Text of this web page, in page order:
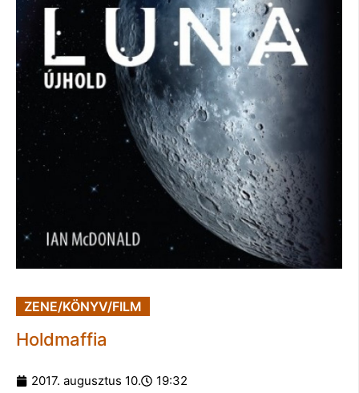
ZENE/KÖNYV/FILM
Holdmaffia
2017. augusztus 10. 19:32